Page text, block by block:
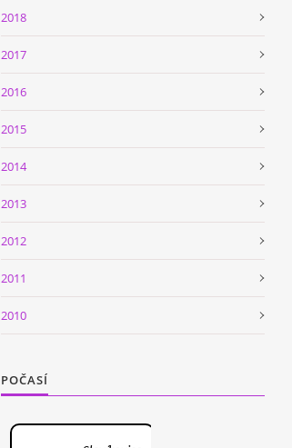
2018
2017
2016
2015
2014
2013
2012
2011
2010
POČASÍ